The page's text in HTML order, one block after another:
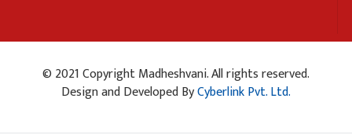
© 2021 Copyright Madheshvani. All rights reserved.
Design and Developed ByCyberlink Pvt. Ltd.